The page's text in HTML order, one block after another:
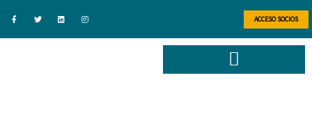
ACCESO SOCIOS
a
c
w i n